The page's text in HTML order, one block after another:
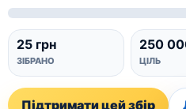
25 грн
ЗІБРАНО
250
ЦІЛЬ
Підтримати цей збір